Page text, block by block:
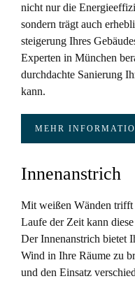
nicht nur die
sondern trägt auch
steigerung Ihres
Experten in München
durchdachte Sanierung
kann.
MEHR
Innenanstrich
Mit weißen Wänden trifft
Laufe der Zeit kann
Der Innenanstrich bietet
Wind in Ihre Räume zu
und den Einsatz